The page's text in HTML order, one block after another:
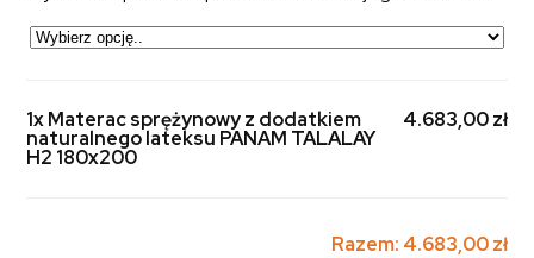
1x Materac sprężynowy z dodatkiem
naturalnego lateksu PANAM TALALAY
H2 180x200
4.683,00 zł
Razem: 4.683,00 zł